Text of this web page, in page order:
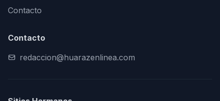
Contacto
Contacto
redaccion@huarazenlinea.com